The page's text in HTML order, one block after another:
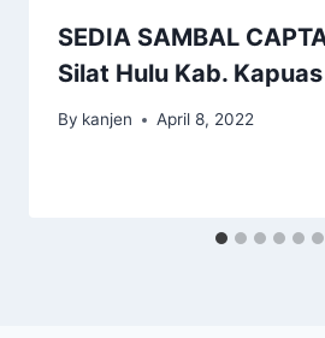
SEDIA SAMBAL
Silat Hulu Kab.
By kanjen April 8, 2022